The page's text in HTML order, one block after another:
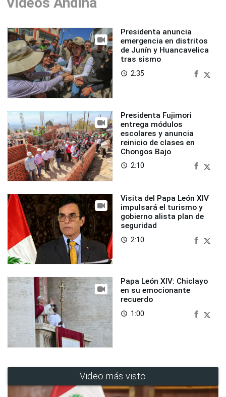
Presidenta anuncia
emergencia en distritos
de Junín y Huancavelica
tras sismo
access_time 2:35
Presidenta Fujimori
entrega módulos
escolares y anuncia
reinicio de clases en
Chongos Bajo
access_time 2:10
Visita del Papa León XIV
impulsará el turismo y
gobierno alista plan de
seguridad
access_time 2:10
Papa León XIV: Chiclayo
en su emocionante
recuerdo
access_time 1:00
Video más visto